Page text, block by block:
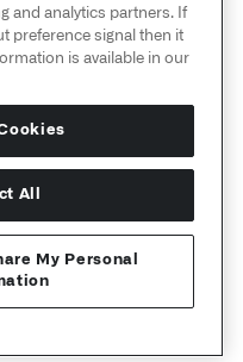
and analytics partners. If
preference signal then it
is available in our
All
My Personal